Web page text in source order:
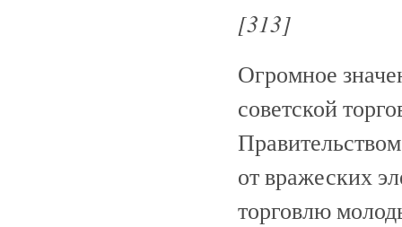
[313]
Огромное
советской
от вражеских
торговлю